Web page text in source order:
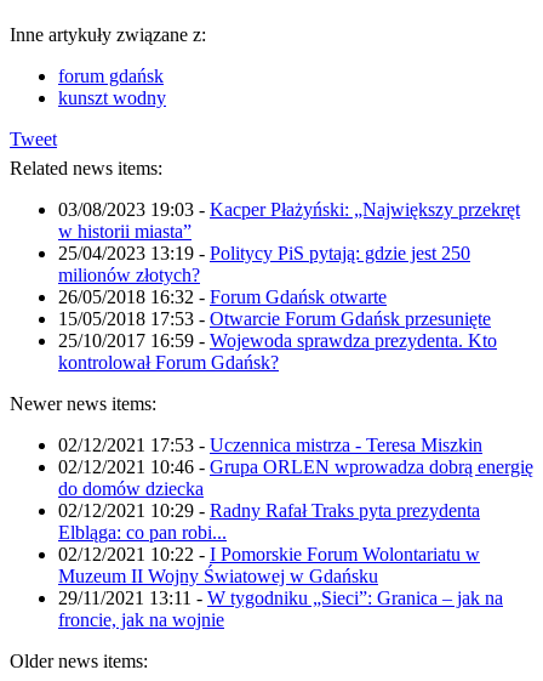
Inne artykuły związane z:
forum gdańsk
kunszt wodny
Tweet
Related news items:
03/08/2023 19:03 - Kacper Płażyński: „Największy przekręt
w historii miasta”
25/04/2023 13:19 - Politycy PiS pytają: gdzie jest 250
milionów złotych?
26/05/2018 16:32 - Forum Gdańsk otwarte
15/05/2018 17:53 - Otwarcie Forum Gdańsk przesunięte
25/10/2017 16:59 - Wojewoda sprawdza prezydenta. Kto
kontrolował Forum Gdańsk?
Newer news items:
02/12/2021 17:53 - Uczennica mistrza - Teresa Miszkin
02/12/2021 10:46 - Grupa ORLEN wprowadza dobrą energię
do domów dziecka
02/12/2021 10:29 - Radny Rafał Traks pyta prezydenta
Elbląga: co pan robi...
02/12/2021 10:22 - I Pomorskie Forum Wolontariatu w
Muzeum II Wojny Światowej w Gdańsku
29/11/2021 13:11 - W tygodniku „Sieci”: Granica – jak na
froncie, jak na wojnie
Older news items: